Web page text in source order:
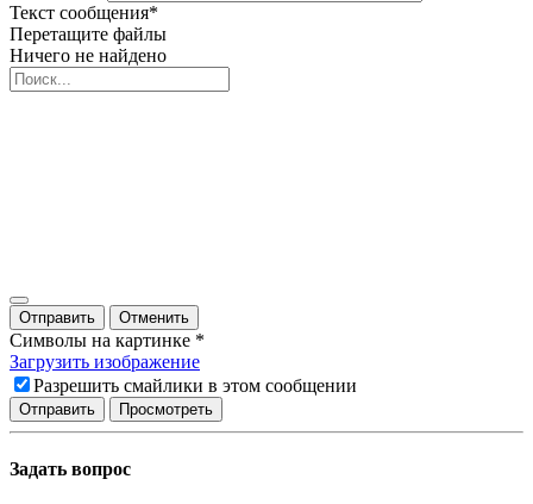
Текст сообщения*
Перетащите файлы
Ничего не найдено
Отправить Отменить
Символы на картинке *
Загрузить изображение
Разрешить смайлики в этом сообщении
Задать вопрос